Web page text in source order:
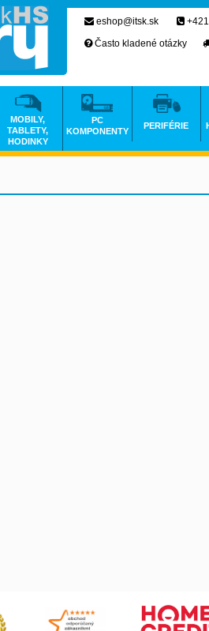
eshop@itsk.sk
Často kladené otázky
MOBILY,
TABLETY,
HODINKY
PC
KOMPONENTY
PERIFÉRIE